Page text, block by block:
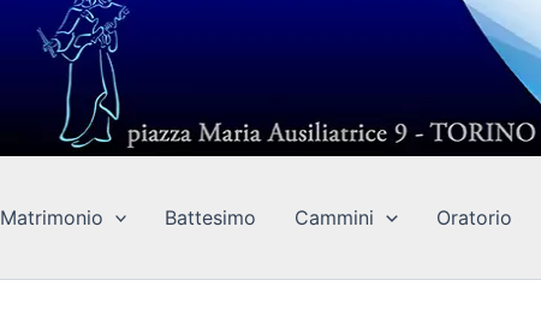
Matrimonio Battesimo Cammini Oratorio